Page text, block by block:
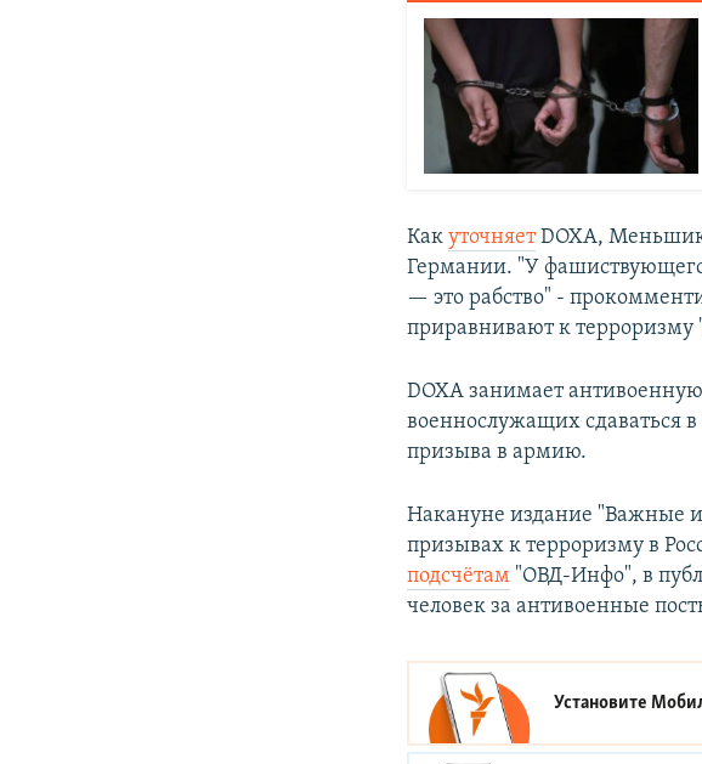
КакуточняетDOXA,
Германии. "У
— это рабство" -
приравнивают к
DOXA занимает
военнослужащих сдаваться
призыва в армию.
Накануне издание "Важные
призывах к терроризму в
подсчётам "ОВД-Инфо", в
человек за антивоенные
Установите